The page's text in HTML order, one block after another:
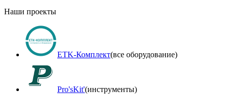
Наши проекты
ETK-Комплект(все оборудование)
Pro'sKit'(инструменты)